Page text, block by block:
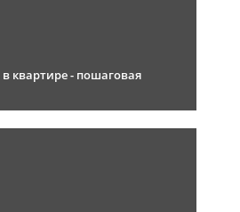
квартире - пошаговая